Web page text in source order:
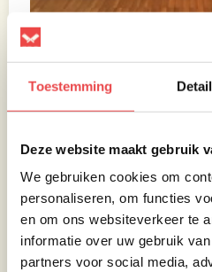
Toestemming
Deze website maakt gebruik
We gebruiken cookies om
personaliseren, om functies
en om ons websiteverkeer te
informatie over uw gebruik
partners voor social media,
Vervolgens hebben we
op de barbecue gelegd.
het vlees in de
kerntemperatuur van 88
hebben we het vocht wat
gekomen opgevangen in
gaan we straks
touch wanneer we het
getrokken.